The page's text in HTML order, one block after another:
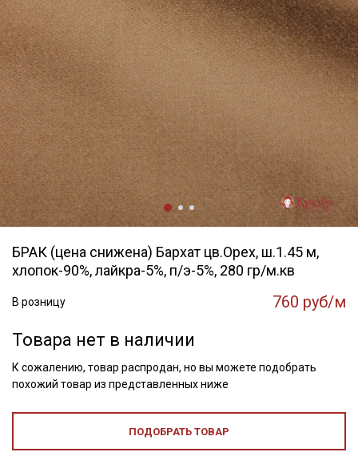
БРАК (цена снижена) Бархат цв.Орех, ш.1.45 м,
хлопок-90%, лайкра-5%, п/э-5%, 280 гр/м.кв
В розницу 760 руб/м
Товара нет в наличии
К сожалению, товар распродан, но вы можете подобрать
похожий товар из представленных ниже
ПОДОБРАТЬ ТОВАР